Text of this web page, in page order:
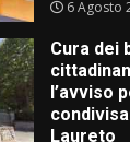
6 Agosto
Cura dei
l’avviso
Laureto